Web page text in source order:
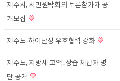
제주시, 시민원탁회의 토론참가자 공
개모집
제주도-하이난성 우호협력 강화
제주도, 지방세 고액․상습 체납자 명
단 공개